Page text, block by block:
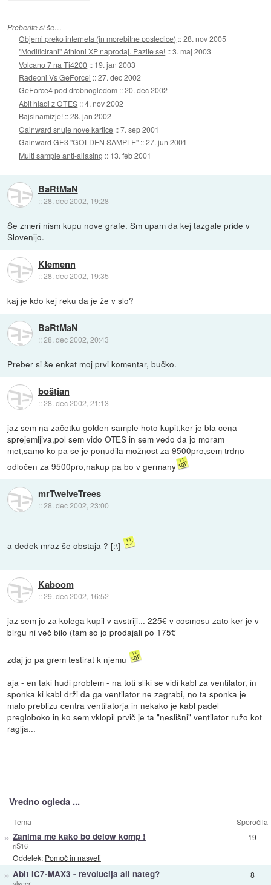
Preberite si še…
Objemi preko interneta (in morebitne posledice) ::28. nov 2005
"Modificirani" Athloni XP naprodaj. Pazite se! ::3. maj 2003
Volcano 7 na Ti4200 :: 19. jan 2003
Radeoni Vs GeForcei ::27. dec 2002
GeForce4 pod drobnogledom ::20. dec 2002
Abit hladi z OTES ::4. nov 2002
Bajsinamizje! ::28. jan 2002
Gainward snuje nove kartice ::7. sep 2001
Gainward GF3 "GOLDEN SAMPLE" ::27. jun 2001
Multi sample anti-aliasing :: 13. feb 2001
BaRtMaN
::28. dec 2002, 19:28
Še zmeri nism kupu nove grafe. Sm upam da kej tazgale pride v
Slovenijo.
Klemenn
::28. dec 2002, 19:35
kaj je kdo kej reku da je že v slo?
BaRtMaN
::28. dec 2002, 20:43
Preber si še enkat moj prvi komentar, bučko.
boštjan
::28. dec 2002, 21:13
jaz sem na začetku golden sample hoto kupit,ker je bla cena
sprejemljiva,pol sem vido OTES in sem vedo da jo moram
met,samo ko pa se je ponudila možnost za 9500pro,sem trdno
odločen za 9500pro,nakup pa bo v germany
mrTwelveTrees
::28. dec 2002, 23:00
a dedek mraz še obstaja ? [:\]
Kaboom
::29. dec 2002, 16:52
jaz sem jo za kolega kupil v avstriji... 225€ v cosmosu zato ker je v
birgu ni več bilo (tam so jo prodajali po 175€
zdaj jo pa grem testirat k njemu
aja - en taki hudi problem - na toti sliki se vidi kabl za ventilator, in
sponka ki kabl drži da ga ventilator ne zagrabi, no ta sponka je
malo preblizu centra ventilatorja in nekako je kabl padel
pregloboko in ko sem vklopil prvič je ta "neslišni" ventilator ružo kot
raglja...
Vredno ogleda ...
Tema Sporočila
» Zanima me kako bo delow komp !
riS16
Oddelek: Pomoč in nasveti
19
» Abit IC7-MAX3 - revolucija ali nateg? 8